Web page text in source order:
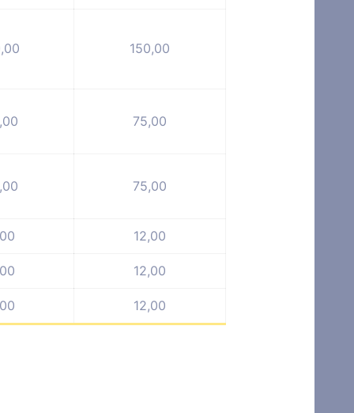
150,00
75,00
75,00
12,00
12,00
12,00